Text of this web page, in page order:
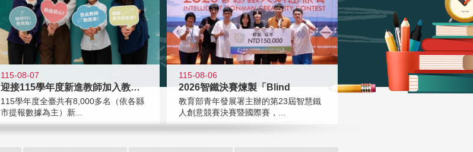
115-08-07
迎接115學年度新進教師加入教育現
115學年度全臺共有8,000多名（依各縣
市提報數據為主）新...
115-08-06
2026智鐵決賽煉製「Blind
教育部青年發展署主辦的第23屆智慧鐵
人創意競賽決賽暨國際賽，...